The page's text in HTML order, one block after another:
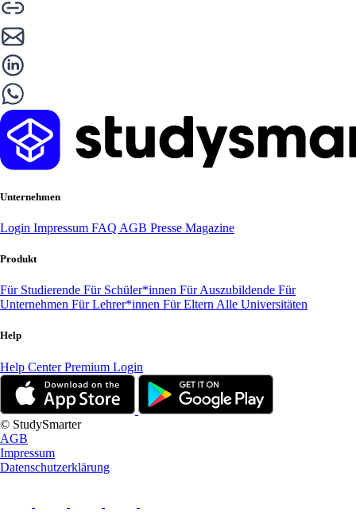
Unternehmen
Login Impressum FAQ AGB Presse Magazine
Produkt
Für Studierende Für Schüler*innen Für Auszubildende Für
Unternehmen Für Lehrer*innen Für Eltern Alle Universitäten
Help
Help CenterPremium Login
© StudySmarter
AGB
Impressum
Datenschutzerklärung